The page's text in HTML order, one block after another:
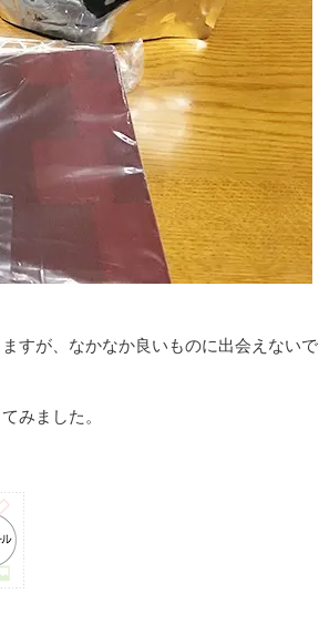
すが、なかなか良いものに出会えないで
みました。